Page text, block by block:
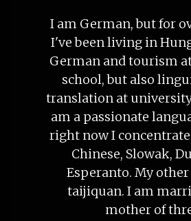
I am German, but for
I've been living in
German and tourism
school, but also
translation at
am a passionate
right now I
Chinese, Slowak,
Esperanto. My other
taijiquan. I am
mother of